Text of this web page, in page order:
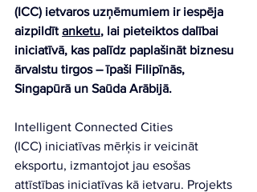
(ICC) ietvaros uzņēmumiem ir iespēja
aizpildīt anketu, lai pieteiktos dalībai
iniciatīvā, kas palīdz paplašināt biznesu
ārvalstu tirgos – īpaši Filipīnās,
Singapūrā un Saūda Arābijā.
Intelligent Connected Cities
(ICC) iniciatīvas mērķis ir veicināt
eksportu, izmantojot jau esošas
attīstības iniciatīvas kā ietvaru. Projekts